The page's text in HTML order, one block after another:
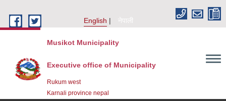
English
नेपाली
Musikot Municipality
Executive office of Municipality
Rukum west
Karnali province nepal